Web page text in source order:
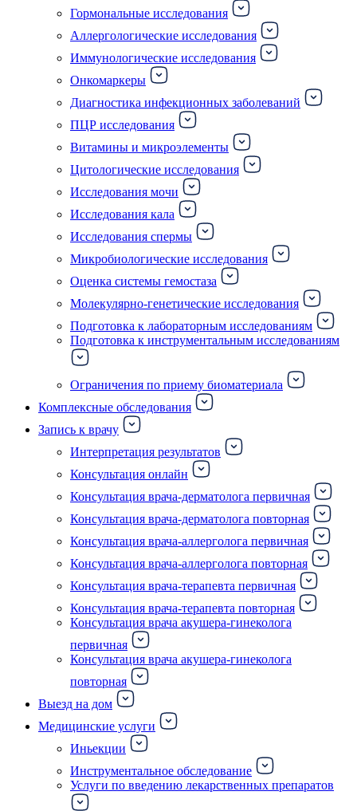
Гормональные исследования
Аллергологические исследования
Иммунологические исследования
Онкомаркеры
Диагностика инфекционных заболеваний
ПЦР исследования
Витамины и микроэлементы
Цитологические исследования
Исследования мочи
Исследования кала
Исследования спермы
Микробиологические исследования
Оценка системы гемостаза
Молекулярно-генетические исследования
Подготовка к лабораторным исследованиям
Подготовка к инструментальным исследованиям
Ограничения по приему биоматериала
Комплексные обследования
Запись к врачу
Интерпретация результатов
Консультация онлайн
Консультация врача-дерматолога первичная
Консультация врача-дерматолога повторная
Консультация врача-аллерголога первичная
Консультация врача-аллерголога повторная
Консультация врача-терапевта первичная
Консультация врача-терапевта повторная
Консультация врача акушера-гинеколога
первичная
Консультация врача акушера-гинеколога
повторная
Выезд на дом
Медицинские услуги
Иньекции
Инструментальное обследование
Услуги по введению лекарственных препаратов